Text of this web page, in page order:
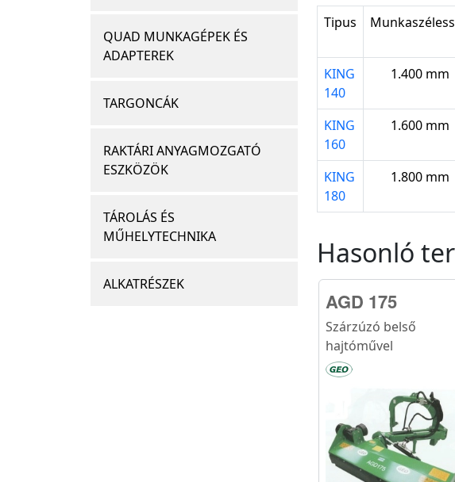
QUAD MUNKAGÉPEK ÉS
ADAPTEREK
TARGONCÁK
RAKTÁRI ANYAGMOZGATÓ
ESZKÖZÖK
TÁROLÁS ÉS
MŰHELYTECHNIKA
ALKATRÉSZEK
Tipus
KING
140
1.400 mm
KING
160
1.600 mm
KING
180
1.800 mm
Hasonló
AGD 175
Szárzúzó belső
hajtóművel